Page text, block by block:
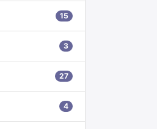
15
3
27
4